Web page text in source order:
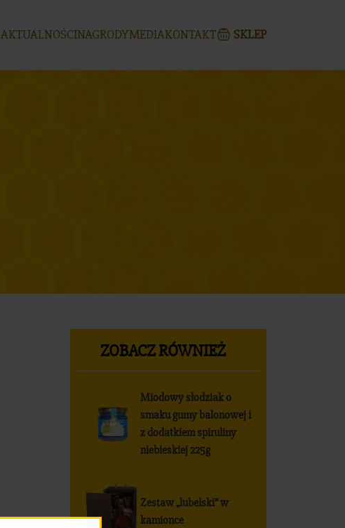
AKTUALNOŚCINAGRODYMEDIAKONTAKT SKLEP
ZOBACZ RÓWNIEŻ
Miodowy słodziak o
smaku gumy balonowej i
z dodatkiem spiruliny
niebieskiej 225g
Zestaw „lubelski” w
kamionce